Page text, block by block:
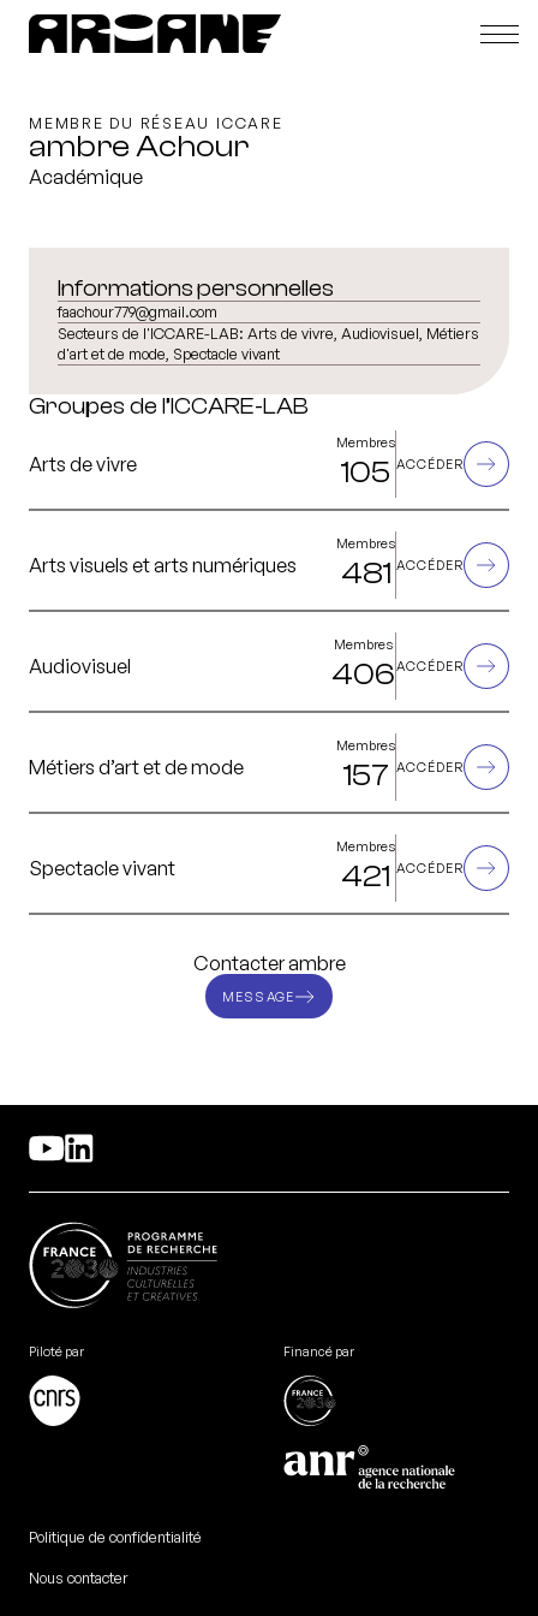
MEMBRE DU RÉSEAU ICCARE
ambre Achour
Académique
Informations personnelles
faachour779@gmail.com
Secteurs de l'ICCARE-LAB: Arts de vivre, Audiovisuel, Métiers
d'art et de mode, Spectacle vivant
Groupes de l’ICCARE-LAB
Arts de vivre
Membres
105 ACCÉDER
Arts visuels et arts numériques
Membres
481 ACCÉDER
Audiovisuel
Membres
406ACCÉDER
Métiers d’art et de mode
Membres
157 ACCÉDER
Spectacle vivant
Membres
421 ACCÉDER
Contacter ambre
MESSAGE
Piloté par Financé par
Politique de confidentialité
Nous contacter